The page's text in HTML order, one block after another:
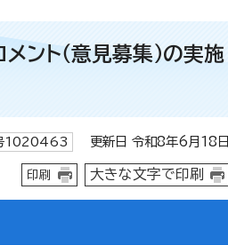
ント（意見募集）の実施
1020463 更新日 令和8年6月18日
印刷 大きな文字で印刷